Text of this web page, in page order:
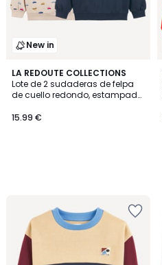
New in
LA REDOUTE COLLECTIONS
Lote de 2 sudaderas de felpa
de cuello redondo, estampado
15.99 €